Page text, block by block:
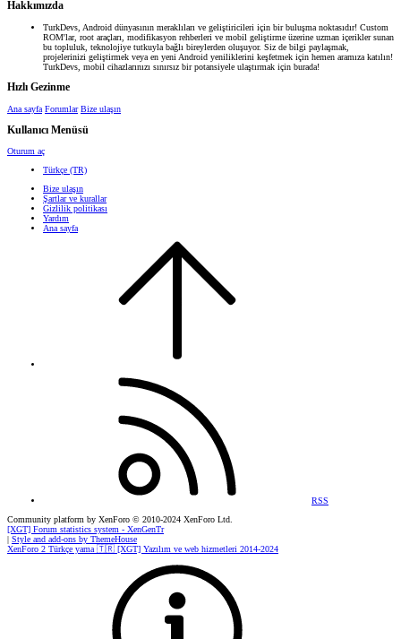
Hakkımızda
TurkDevs, Android dünyasının meraklıları ve geliştiricileri için bir buluşma noktasıdır! Custom
ROM'lar, root araçları, modifikasyon rehberleri ve mobil geliştirme üzerine uzman içerikler sunan
bu topluluk, teknolojiye tutkuyla bağlı bireylerden oluşuyor. Siz de bilgi paylaşmak,
projelerinizi geliştirmek veya en yeni Android yeniliklerini keşfetmek için hemen aramıza katılın!
TurkDevs, mobil cihazlarınızı sınırsız bir potansiyele ulaştırmak için burada!
Hızlı Gezinme
Ana sayfa Forumlar Bize ulaşın
Kullanıcı Menüsü
Oturum aç
Türkçe (TR)
Bize ulaşın
Şartlar ve kurallar
Gizlilik politikası
Yardım
Ana sayfa
RSS
Community platform by XenForo © 2010-2024 XenForo Ltd.
[XGT] Forum statistics system - XenGenTr
Style and add-ons by ThemeHouse
XenForo 2 Türkçe yama 🇹🇷 [XGT] Yazılım ve web hizmetleri 2014-2024